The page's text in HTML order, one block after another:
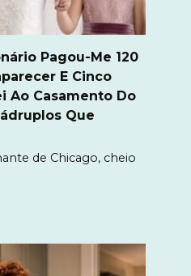
Pagou-Me 120
E Cinco
Ao Casamento Do
Que
de Chicago, cheio